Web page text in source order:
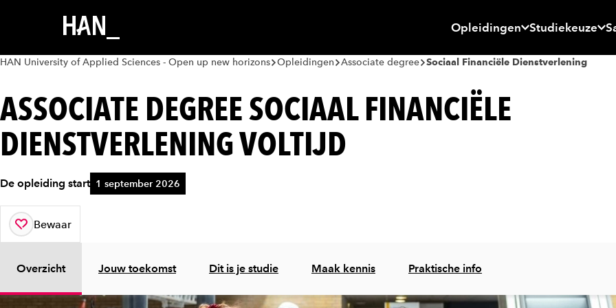
Opleidingen Studiekeuze
HAN University of Applied Sciences - Open up new horizons Opleidingen Associate degree Sociaal Financiële Dienstverlening
ASSOCIATE DEGREE SOCIAAL FINANCIËLE
DIENSTVERLENING VOLTIJD
De opleiding start 1 september 2026
Bewaar
aan je favorieten
Overzicht Jouw toekomst Dit is je studie Maak kennis Praktische info